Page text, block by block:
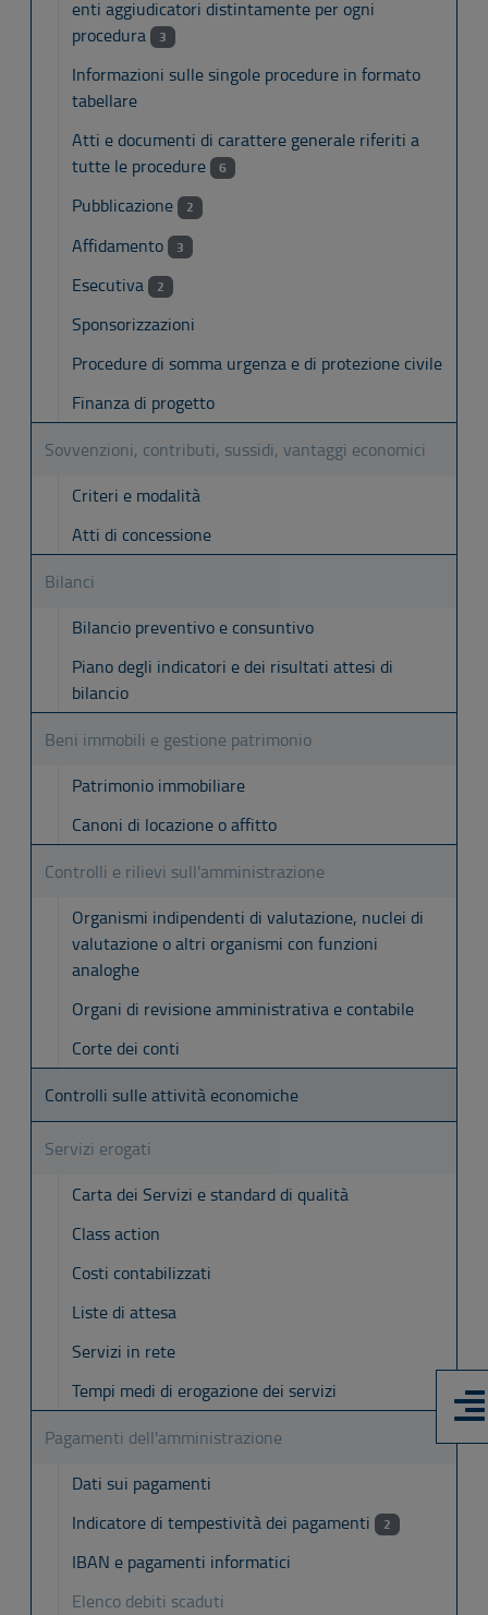
enti aggiudicatori distintamente per ogni
procedura
3
Informazioni sulle singole procedure in formato
tabellare
Atti e documenti di carattere generale riferiti a
tutte le procedure
6
Pubblicazione 2
Affidamento 3
Esecutiva 2
Sponsorizzazioni
Procedure di somma urgenza e di protezione civile
Finanza di progetto
Sovvenzioni, contributi, sussidi, vantaggi economici
Criteri e modalità
Atti di concessione
Bilanci
Bilancio preventivo e consuntivo
Piano degli indicatori e dei risultati attesi di
bilancio
Beni immobili e gestione patrimonio
Patrimonio immobiliare
Canoni di locazione o affitto
Controlli e rilievi sull'amministrazione
Organismi indipendenti di valutazione, nuclei di
valutazione o altri organismi con funzioni
analoghe
Organi di revisione amministrativa e contabile
Corte dei conti
Controlli sulle attività economiche
Servizi erogati
Carta dei Servizi e standard di qualità
Class action
Costi contabilizzati
Liste di attesa
Servizi in rete
Tempi medi di erogazione dei servizi
Pagamenti dell'amministrazione
Dati sui pagamenti
Indicatore di tempestività dei pagamenti
2
IBAN e pagamenti informatici
Elenco debiti scaduti